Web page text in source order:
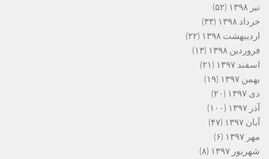
تیر ۱۳۹۸
(۵۲)
خرداد ۱۳۹۸
(۳۳)
اردیبهشت ۱۳۹۸
(۲۲)
فروردین ۱۳۹۸
(۱۳)
اسفند ۱۳۹۷
(۲۱)
بهمن ۱۳۹۷
(۱۹)
دی ۱۳۹۷
(۲۰)
آذر ۱۳۹۷
(۱۰۰)
آبان ۱۳۹۷
(۴۷)
مهر ۱۳۹۷
(۶)
شهریور ۱۳۹۷
(۸)